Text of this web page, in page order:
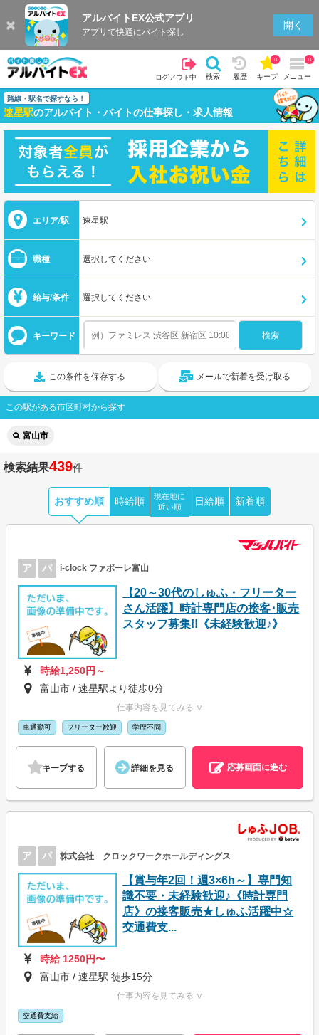
アルバイトEX公式アプリ
アプリで快適にバイト探し
開く
ログアウト中 検索 履歴 キープ
0
メニュー
0
路線・駅名で探すなら！
速星駅のアルバイト・バイトの仕事探し・求人情報
エリア/駅 速星駅
職種 選択してください
給与/条件 選択してください
キーワード
この条件を保存する メールで新着を受け取る
この駅がある市区町村から探す
富山市
検索結果439件
おすすめ順 時給順
現在地に
近い順
日給順 新着順
ア パ i-clock ファボーレ富山
【20～30代のしゅふ・フリーター
さん活躍】時計専門店の接客･販売
スタッフ募集!!《未経験歓迎♪》
時給1,250円～
富山市 / 速星駅より徒歩0分
仕事内容を見てみる ∨
車通勤可 フリーター歓迎 学歴不問
キープする 詳細を見る 応募画面に進む
ア パ 株式会社 クロックワークホールディングス
【賞与年2回！週3×6h～】専門知
識不要・未経験歓迎♪《時計専門
店》の接客販売★しゅふ活躍中☆
交通費支...
時給 1250円〜
富山市 / 速星駅 徒歩15分
仕事内容を見てみる ∨
交通費支給